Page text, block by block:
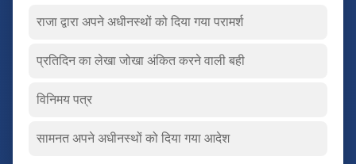
राजा द्वारा अपने अधीनस्थों को दिया गया परामर्श
प्रतिदिन का लेखा जोखा अंकित करने वाली बही
विनिमय पत्र
सामनत अपने अधीनस्थों को दिया गया आदेश